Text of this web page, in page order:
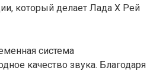
который делает Лада Х Рей
система
качество звука. Благодаря